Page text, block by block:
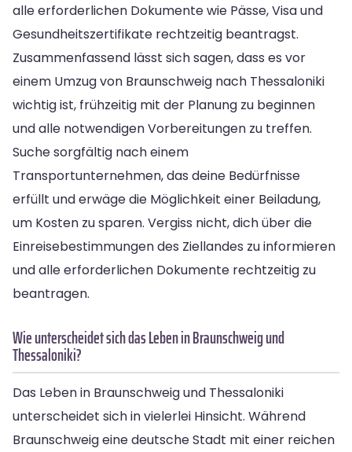
alle erforderlichen Dokumente wie Pässe, Visa und
Gesundheitszertifikate rechtzeitig beantragst.
Zusammenfassend lässt sich sagen, dass es vor
einem Umzug von Braunschweig nach Thessaloniki
wichtig ist, frühzeitig mit der Planung zu beginnen
und alle notwendigen Vorbereitungen zu treffen.
Suche sorgfältig nach einem
Transportunternehmen, das deine Bedürfnisse
erfüllt und erwäge die Möglichkeit einer Beiladung,
um Kosten zu sparen. Vergiss nicht, dich über die
Einreisebestimmungen des Ziellandes zu informieren
und alle erforderlichen Dokumente rechtzeitig zu
beantragen.
Wie unterscheidet sich das Leben in Braunschweig und
Thessaloniki?
Das Leben in Braunschweig und Thessaloniki
unterscheidet sich in vielerlei Hinsicht. Während
Braunschweig eine deutsche Stadt mit einer reichen